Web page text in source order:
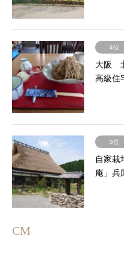
4位
大阪
高級住
5位
自家栽
庵」兵
CM